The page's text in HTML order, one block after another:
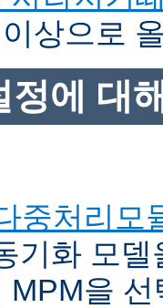
상으로
정에 대
중처리모
기화 모
MPM을